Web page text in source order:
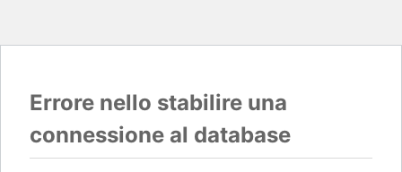
Errore nello stabilire una
connessione al database